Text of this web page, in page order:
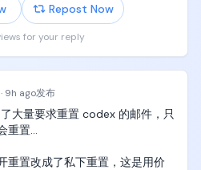
Repost Now
for your reply
· 9h ago发布
大量要求重置 codex 的邮件，只
重置…
重置改成了私下重置，这是用价